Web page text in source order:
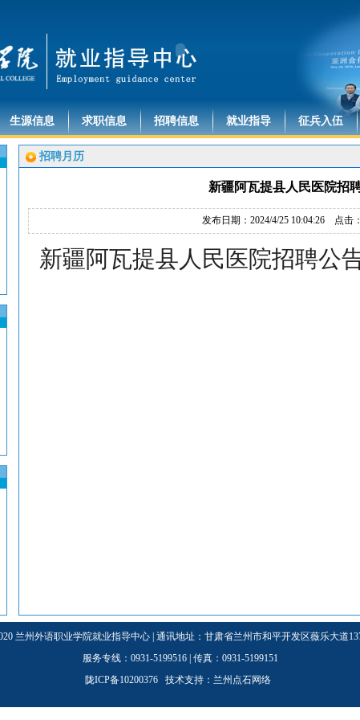
生源信息 求职信息 招聘信息 就业指导 征兵入伍
招聘月历
新疆阿瓦提县人民医院招
发布日期：2024/4/25 10:04:26 点击：
新疆阿瓦提县人民医院招聘公
兰州外语职业学院就业指导中心 | 通讯地址：甘肃省兰州市和平开发区薇乐大道
服务专线：0931-5199516 | 传真：0931-5199151
陇ICP备10200376 技术支持： 兰州点石网络